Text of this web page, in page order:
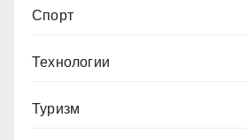
Спорт
Технологии
Туризм